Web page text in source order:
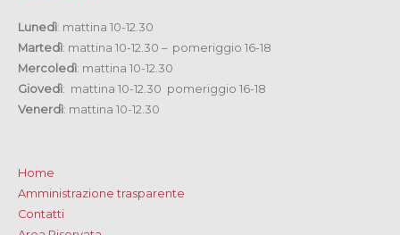
Lunedì: mattina 10-12.30
Martedì: mattina 10-12.30 – pomeriggio 16-18
Mercoledì: mattina 10-12.30
Giovedì: mattina 10-12.30 pomeriggio 16-18
Venerdì: mattina 10-12.30
Home
Amministrazione trasparente
Contatti